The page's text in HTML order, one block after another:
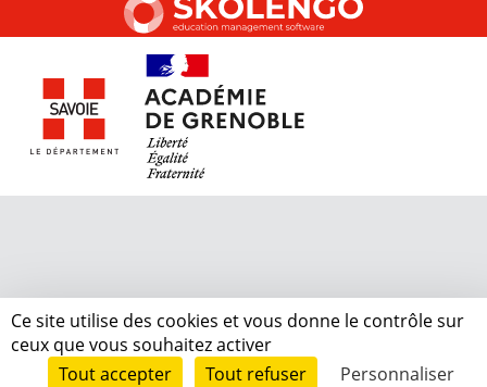
Ce site utilise des cookies et vous donne le contrôle sur
ceux que vous souhaitez activer
Tout accepter
Tout refuser Personnaliser